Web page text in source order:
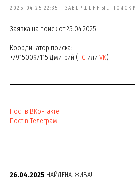
2025-04-25 22:35 ЗАВЕРШЕННЫЕ ПОИСКИ
Заявка на поиск от 25.04.2025
Координатор поиска:
+79150097115 Дмитрий (TG или VK)
Пост в ВКонтакте
Пост в Телеграм
26.04.2025 НАЙДЕНА. ЖИВА!